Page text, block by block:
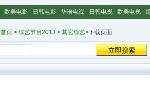
欧美电影 日韩电影 华语电视 日韩电视 欧美电视
首页 > 综艺节目2013 > 其它综艺>下载页面